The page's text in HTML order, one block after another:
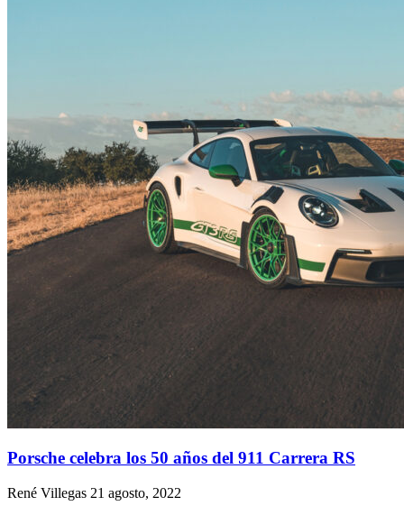
Porsche celebra los 50 años del 911 Carrera RS
René Villegas 21 agosto, 2022